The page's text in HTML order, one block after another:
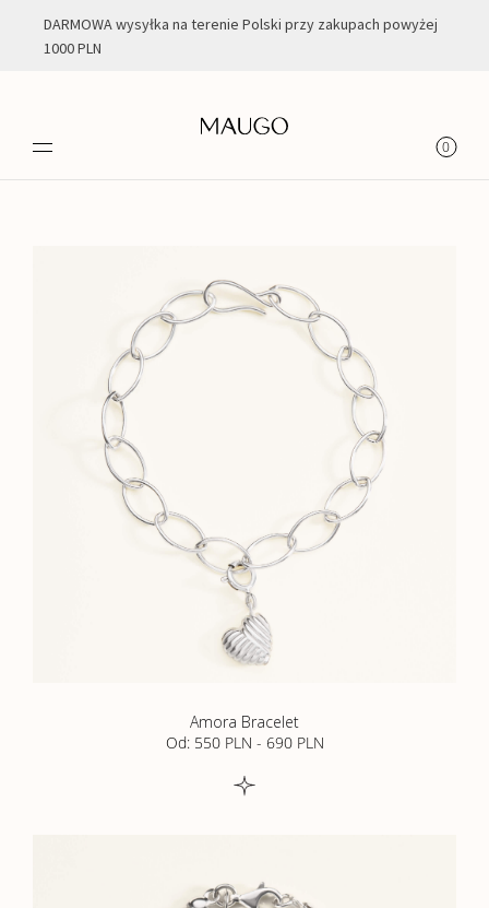
DARMOWA wysyłka na terenie Polski przy zakupach powyżej
1000 PLN
0
Filtry
Amora Bracelet
Od: 550 PLN - 690 PLN